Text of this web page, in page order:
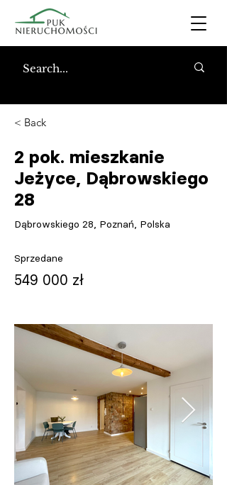
< Back
2 pok. mieszkanie
Jeżyce, Dąbrowskiego
28
Dąbrowskiego 28, Poznań, Polska
Sprzedane
549 000 zł